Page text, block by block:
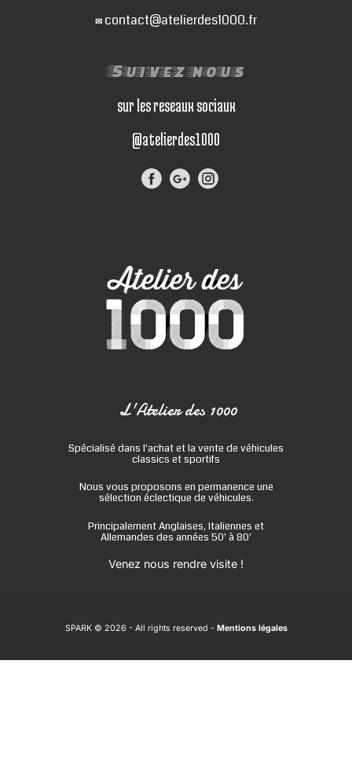
✉ contact@atelierdes1000.fr
Suivez nous
sur les reseaux sociaux
@atelierdes1000
L'Atelier des 1000
Spécialisé dans l'achat et la vente de véhicules
classics et sportifs
Nous vous proposons en permanence une
sélection éclectique de véhicules.
Principalement Anglaises, Italiennes et
Allemandes des années 50' à 80'
Venez nous rendre visite !
SPARK © 2026 - All rights reserved - Mentions légales